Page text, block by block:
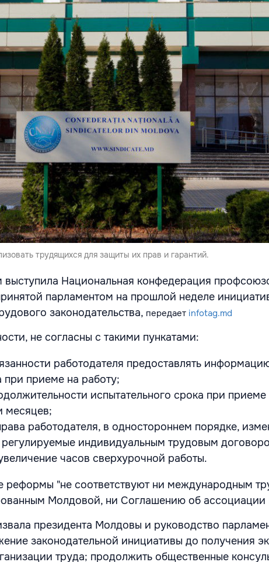
трудящихся для защиты их прав и гарантий.
выступила Национальная конфедерация
парламентом на прошлой неделе
законодательства, передает infotag.md
не согласны с такими пункатами:
работодателя предоставлять
при приеме на работу;
испытательного срока при приеме
месяцев;
работодателя, в одностороннем порядке,
регулируемые индивидуальным трудовым
часов сверхурочной работы.
реформы "не соответствуют ни международным
Молдовой, ни Соглашению об
президента Молдовы и руководство
законодательной инициативы до получения
труда; продолжить общественные